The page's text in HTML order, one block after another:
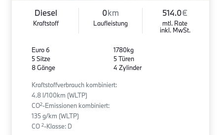
Diesel
Kraftstoff
0km
Laufleistung
514.0€
mtl. Rate
inkl. MwSt.
Euro 6
5 Sitze
8 Gänge
1780kg
5 Türen
4 Zylinder
Kraftstoffverbrauch kombiniert:
4.8 l/100km (WLTP)
CO2-Emissionen kombiniert:
135 g/km (WLTP)
CO 2-Klasse: D